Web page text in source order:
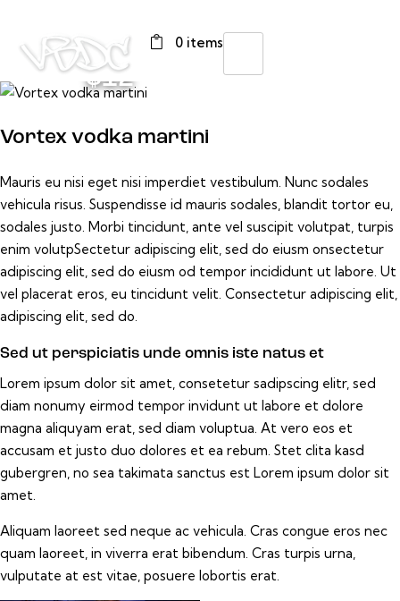
0 items
$12
Vortex vodka martini
Mauris eu nisi eget nisi imperdiet vestibulum. Nunc sodales
vehicula risus. Suspendisse id mauris sodales, blandit tortor eu,
sodales justo. Morbi tincidunt, ante vel suscipit volutpat, turpis
enim volutpSectetur adipiscing elit, sed do eiusm onsectetur
adipiscing elit, sed do eiusm od tempor incididunt ut labore. Ut
vel placerat eros, eu tincidunt velit. Consectetur adipiscing elit,
adipiscing elit, sed do.
Sed ut perspiciatis unde omnis iste natus et
Lorem ipsum dolor sit amet, consetetur sadipscing elitr, sed
diam nonumy eirmod tempor invidunt ut labore et dolore
magna aliquyam erat, sed diam voluptua. At vero eos et
accusam et justo duo dolores et ea rebum. Stet clita kasd
gubergren, no sea takimata sanctus est Lorem ipsum dolor sit
amet.
Aliquam laoreet sed neque ac vehicula. Cras congue eros nec
quam laoreet, in viverra erat bibendum. Cras turpis urna,
vulputate at est vitae, posuere lobortis erat.